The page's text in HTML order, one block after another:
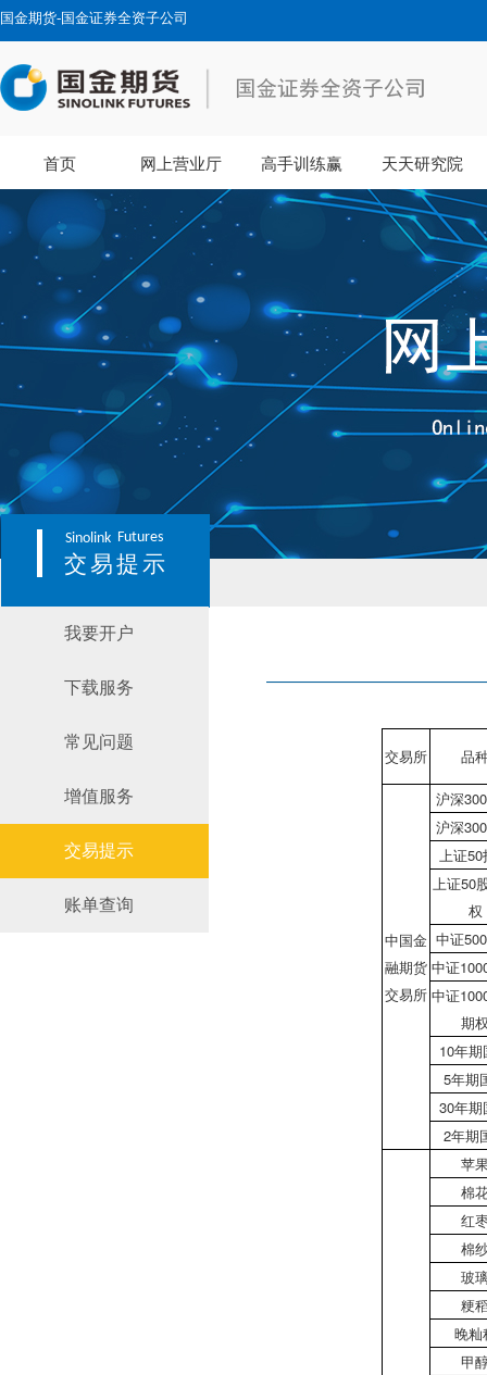
国金期货-国金证券全资子公司
首页 网上营业厅 高手训练赢 天天研究院
Sinolink Futures
交易提示
我要开户
下载服务
常见问题
增值服务
交易提示
账单查询
交易所 品
中国金
融期货
交易所
沪深
沪深
上证
上证50
权
中证
中证
中证
期
10年
5年期
30年
2年期
苹
棉
红
棉
玻
粳
晚籼
甲